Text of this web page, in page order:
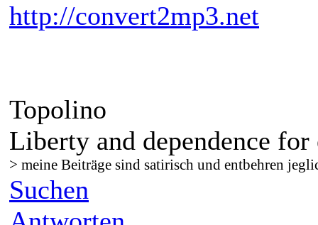
http://convert2mp3.net
Topolino
Liberty and dependence for
> meine Beiträge sind satirisch und entbehren
Suchen